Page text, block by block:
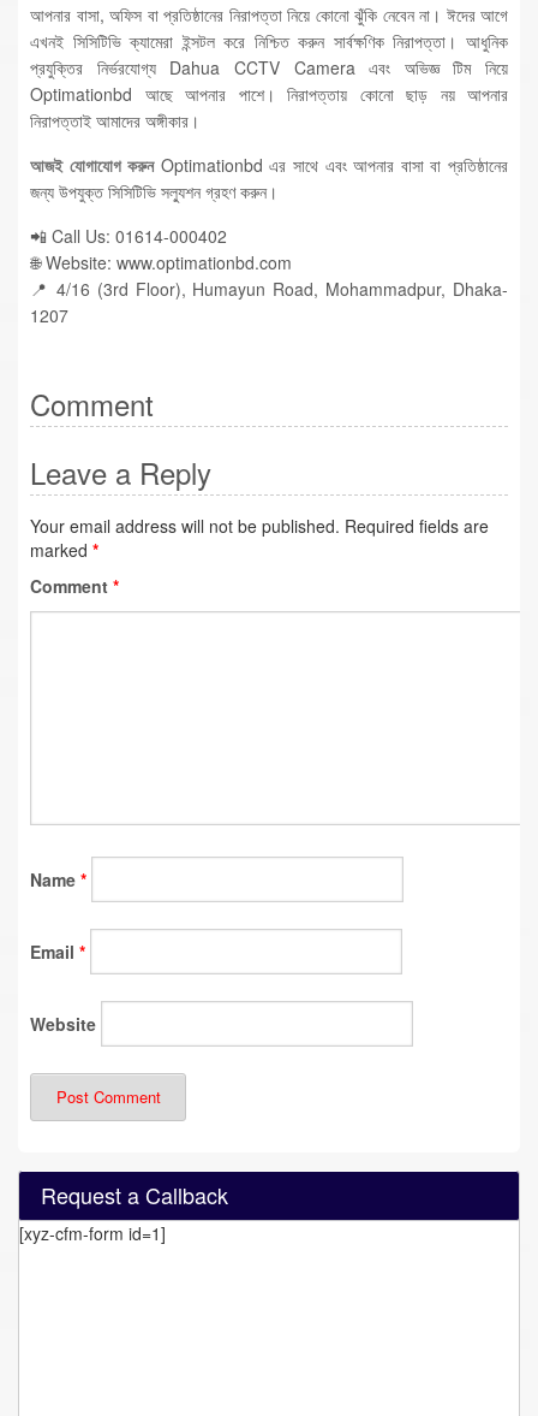
আপনার বাসা, অফিস বা প্রতিষ্ঠানের নিরাপত্তা নিয়ে কোনো ঝুঁকি নেবেন না। ঈদের আগে
এখনই সিসিটিভি ক্যামেরা ইন্সটল করে নিশ্চিত করুন সার্বক্ষণিক নিরাপত্তা। আধুনিক
প্রযুক্তির নির্ভরযোগ্য Dahua CCTV Camera এবং অভিজ্ঞ টিম নিয়ে
Optimationbd আছে আপনার পাশে। নিরাপত্তায় কোনো ছাড় নয় আপনার
নিরাপত্তাই আমাদের অঙ্গীকার।
আজই যোগাযোগ করুনOptimationbd এর সাথে এবং আপনার বাসা বা প্রতিষ্ঠানের
জন্য উপযুক্ত সিসিটিভি সল্যুশন গ্রহণ করুন।
📲 Call Us: 01614-000402
🌐 Website: www.optimationbd.com
📍 4/16 (3rd Floor), Humayun Road, Mohammadpur, Dhaka-
1207
Comment
Leave a Reply
Your email address will not be published. Required fields are
marked *
Comment *
Name *
Email *
Website
Request a Callback
[xyz-cfm-form id=1]